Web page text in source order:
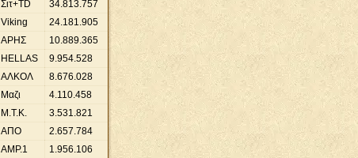
Σιτ+ΤD 34.813.757
Viking 24.181.905
ΑΡΗΣ 10.889.365
HELLAS 9.954.528
ΑΛΚΟΛ 8.676.028
Μαζι 4.110.458
Μ.Τ.Κ. 3.531.821
ΑΠΟ 2.657.784
AMP.1 1.956.106